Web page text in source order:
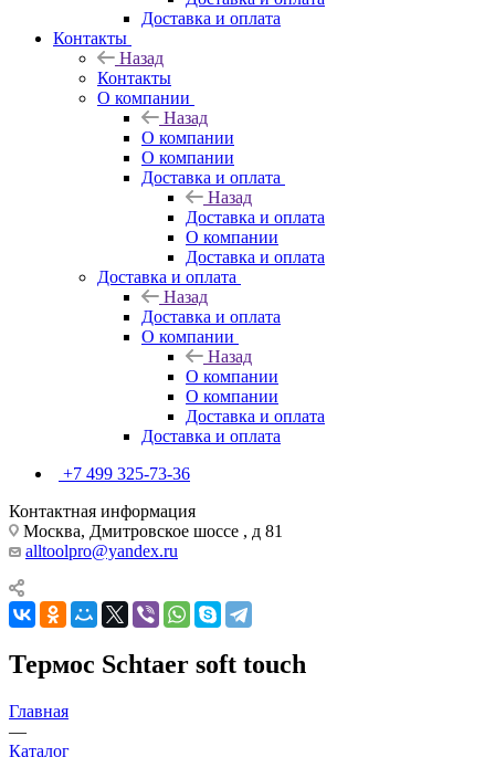
Доставка и оплата
Контакты
Назад
Контакты
О компании
Назад
О компании
О компании
Доставка и оплата
Назад
Доставка и оплата
О компании
Доставка и оплата
Доставка и оплата
Назад
Доставка и оплата
О компании
Назад
О компании
О компании
Доставка и оплата
Доставка и оплата
+7 499 325-73-36
Контактная информация
Москва, Дмитровское шоссе , д 81
alltoolpro@yandex.ru
Термос Schtaer soft touch
Главная
—
Каталог